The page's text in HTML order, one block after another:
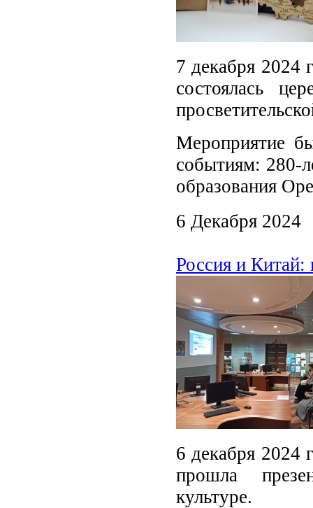
7 декабря 2024
состоялась
Мероприятие
событиям: 280-
образования
6 Декабря 2024
Россия и Китай:
6 декабря 2024
прошла
культуре.